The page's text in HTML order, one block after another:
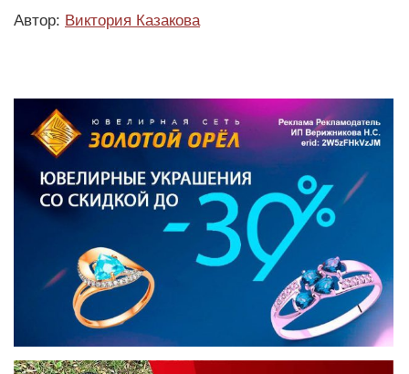
Автор: Виктория Казакова